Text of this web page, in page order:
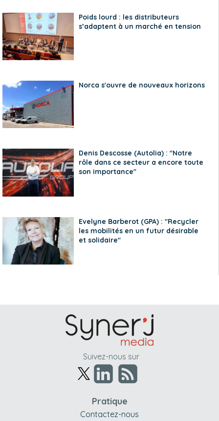
Poids lourd : les distributeurs
s’adaptent à un marché en tension
Norca s'ouvre de nouveaux horizons
Denis Descosse (Autolia) : "Notre
rôle dans ce secteur a encore toute
son importance"
Evelyne Barberot (GPA) : "Recycler
les mobilités en un futur désirable
et solidaire"
Suivez-nous sur
Pratique
Contactez-nous